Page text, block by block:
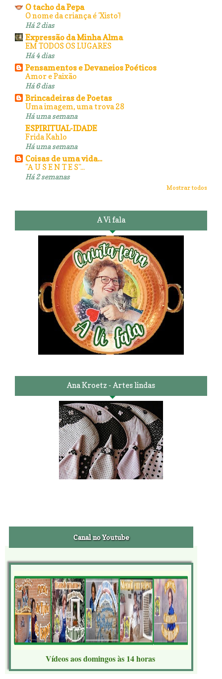
O tacho da Pepa
O nome da criança é 'Xisto'!
Há 2 dias
Expressão da Minha Alma
EM TODOS OS LUGARES
Há 4 dias
Pensamentos e Devaneios Poéticos
Amor e Paixão
Há 6 dias
Brincadeiras de Poetas
Uma imagem, uma trova 28
Há uma semana
ESPIRITUAL-IDADE
Frida Kahlo
Há uma semana
Coisas de uma vida...
"A U S E N T E S"...
Há 2 semanas
Mostrar todos
A Vi fala
Ana Kroetz - Artes lindas
Canal no Youtube
Vídeos aos domingos às 14 horas